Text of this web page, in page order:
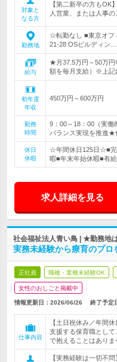
対象と
なる方
【第二新卒の方もOK
人営業、または人事
勤務地
☆転勤なし ■東京オフ
21-28 OSビルディン…
給与
★月37.5万円～50万円
額を毎月支給）※上記
初年度
年収
450万円～600万円
勤務
時間
9：00～18：00（実
バランス実現を推進★
休日
休暇
☆年間休日125日☆■完
暇■年末年始休暇■有
求人詳細を見る
社会福祉法人青い鳥 | ★勤務地
実務未経験から療育のプ
正社員 職種・業種未経験OK
女性のおしごと掲載中
情報更新日：2026/06/26 終了予定
仕事内容
【土日祝休み／年間
支援する保育職とし
で抱えることはありま
【実務経験は一切不